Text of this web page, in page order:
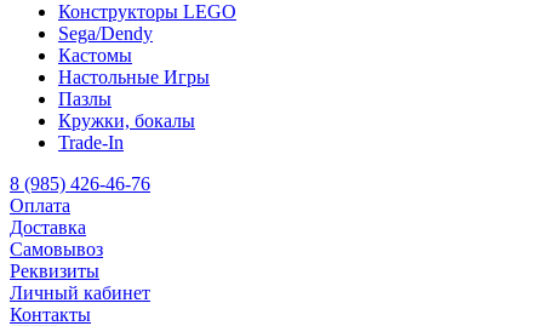
Конструкторы LEGO
Sega/Dendy
Кастомы
Настольные Игры
Пазлы
Кружки, бокалы
Trade-In
8 (985) 426-46-76
Оплата
Доставка
Самовывоз
Реквизиты
Личный кабинет
Контакты